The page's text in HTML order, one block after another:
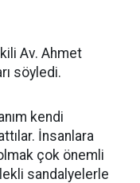
Av. Ahmet
söyledi.
kendi
İnsanlara
çok önemli
sandalyelerle